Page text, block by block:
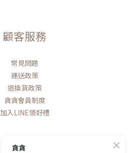
顧客服務
常見問題
運送政策
退換貨政策
貪貪會員制度
加入LINE領好禮
貪貪